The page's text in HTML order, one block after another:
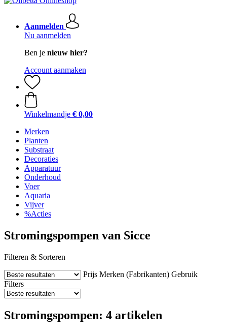
Aanmelden
Nu aanmelden
Ben je nieuw hier?
Account aanmaken
Winkelmandje € 0,00
Merken
Planten
Substraat
Decoraties
Apparatuur
Onderhoud
Voer
Aquaria
Vijver
%Acties
Stromingspompen van Sicce
Filteren & Sorteren
Prijs Merken (Fabrikanten) Gebruik
Filters
Stromingspompen: 4 artikelen